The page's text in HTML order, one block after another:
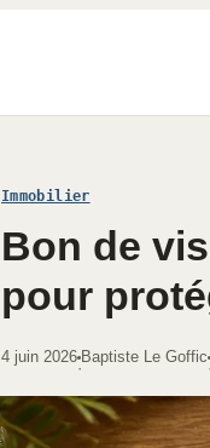
Immobilier
Bon de
pour
4 juin 2026
·
Baptiste Le Goffic